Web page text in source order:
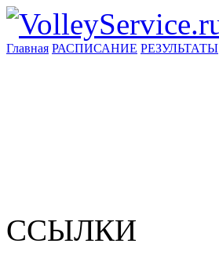
Главная РАСПИСАНИЕ РЕЗУЛЬТАТЫ
ССЫЛКИ